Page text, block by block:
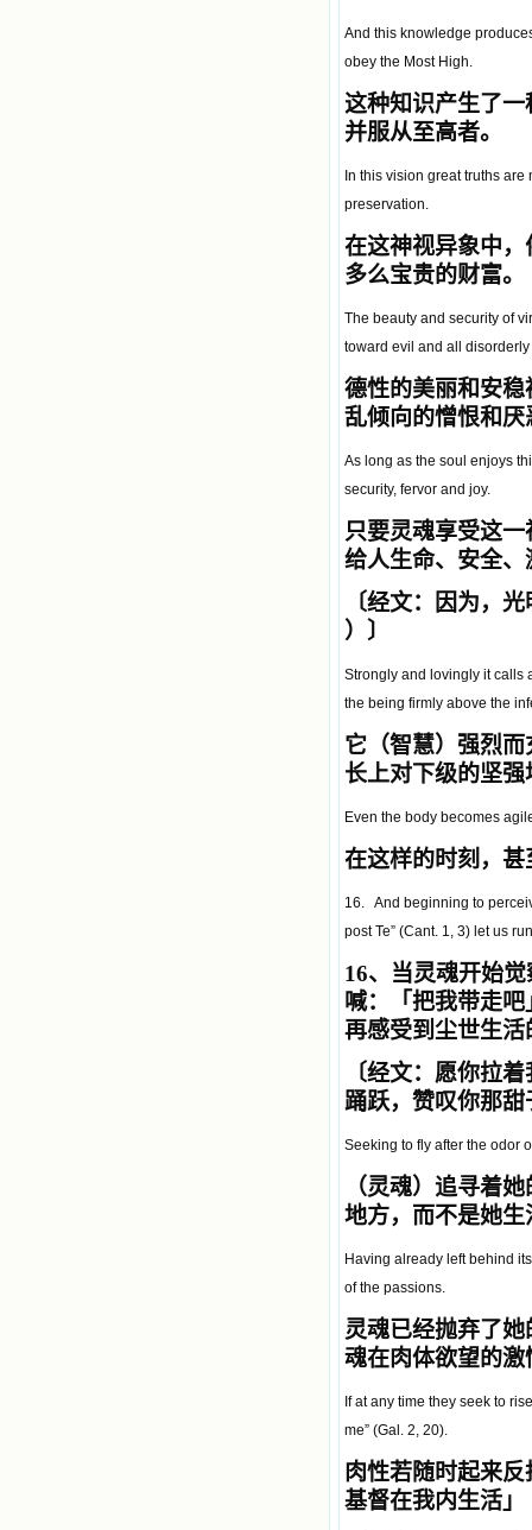
And this knowledge
obey the Most High.
这种知识产生了
并服从至高者。
In this vision great truths
preservation.
在这神视异象中
多么宝贵的财富。
The beauty and security of
toward evil and all
德性的美丽和安
乱倾向的憎恨和
As long as the soul enjoys
security, fervor and joy.
只要灵魂享受这
给人生命、安全
〔经文：因为，
）〕
Strongly and lovingly it calls
the being firmly above the
它（智慧）强烈
长上对下级的坚强
Even the body becomes
在这样的时刻，
16. And beginning to
post Te” (Cant. 1, 3) let us
16、当灵魂开始
喊：「把我带走
再感受到尘世生活
〔经文：愿你拉
踊跃，赞叹你那
Seeking to fly after the odor
（灵魂）追寻着
地方，而不是她生
Having already left behind
of the passions.
灵魂已经抛弃了
魂在肉体欲望的激
If at any time they seek to
me” (Gal. 2, 20).
肉性若随时起来
基督在我内生活